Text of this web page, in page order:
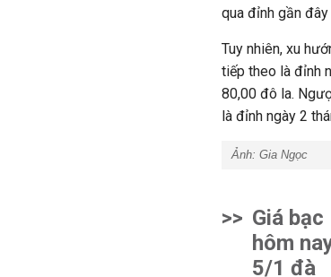
qua đỉnh gần
Tuy nhiên, xu
tiếp theo là đỉnh
80,00 đô la.
là đỉnh ngày 2
Ảnh: Gia Ngọc
>> Giá bạc
hôm
5/1 đà